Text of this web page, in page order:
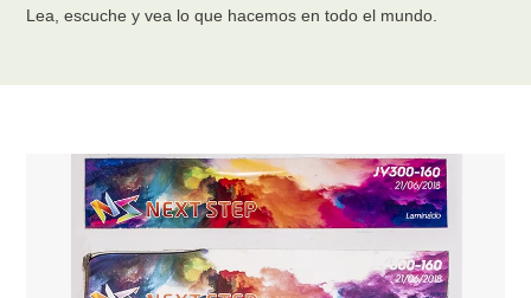
Lea, escuche y vea lo que hacemos en todo el mundo.